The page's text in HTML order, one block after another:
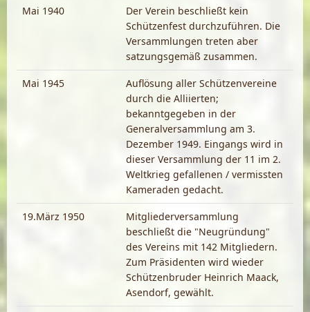
Mai 1940
Der Verein beschließt kein
Schützenfest durchzuführen. Die
Versammlungen treten aber
satzungsgemäß zusammen.
Mai 1945
Auflösung aller Schützenvereine
durch die Alliierten;
bekanntgegeben in der
Generalversammlung am 3.
Dezember 1949. Eingangs wird in
dieser Versammlung der 11 im 2.
Weltkrieg gefallenen / vermissten
Kameraden gedacht.
19.März 1950
Mitgliederversammlung
beschließt die "Neugründung"
des Vereins mit 142 Mitgliedern.
Zum Präsidenten wird wieder
Schützenbruder Heinrich Maack,
Asendorf, gewählt.